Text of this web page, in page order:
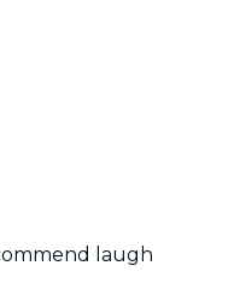
laugh